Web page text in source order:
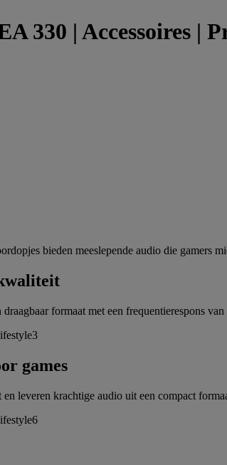
330 | Accessoires |
bieden meeslepende audio die gamers
formaat met een frequentierespons
games
leveren krachtige audio uit een compact